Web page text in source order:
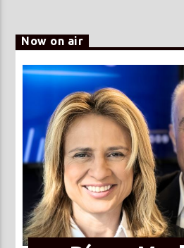
Now on air